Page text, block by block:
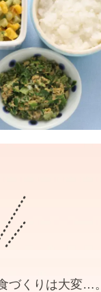
づくりは大変…。